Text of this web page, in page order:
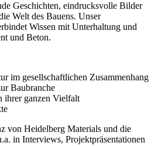
Geschichten, eindrucksvolle Bilder
Welt des Bauens. Unser
Wissen mit Unterhaltung und
und Beton.
im gesellschaftlichen Zusammenhang
Baubranche
ihrer ganzen Vielfalt
von Heidelberg Materials und die
in Interviews, Projektpräsentationen